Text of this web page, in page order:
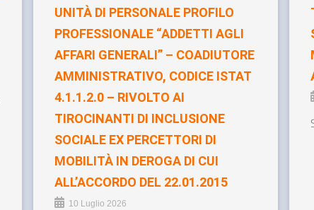
UNITÀ DI PERSONALE PROFILO
PROFESSIONALE “ADDETTI AGLI
AFFARI GENERALI” – COADIUTORE
AMMINISTRATIVO, CODICE ISTAT
4.1.1.2.0 – RIVOLTO AI
TIROCINANTI DI INCLUSIONE
SOCIALE EX PERCETTORI DI
MOBILITÀ IN DEROGA DI CUI
ALL’ACCORDO DEL 22.01.2015
10 Luglio 2026